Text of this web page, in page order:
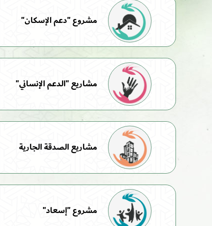
مشروع "دعم الإسكان"
مشاريع "الدعم الإنساني"
مشاريع الصدقة الجارية
مشروع "إسعاد"